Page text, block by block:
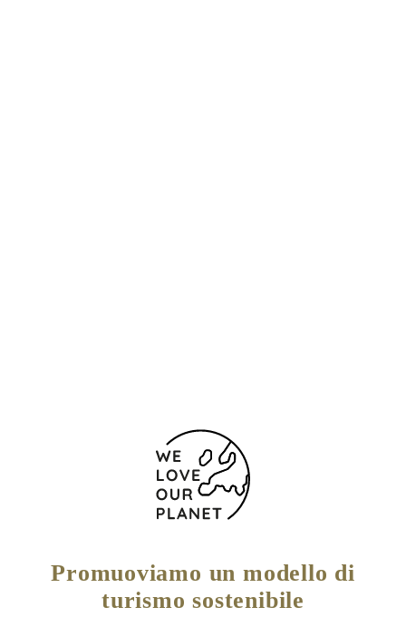
Promuoviamo un modello di
turismo sostenibile